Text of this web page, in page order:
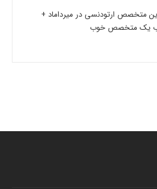
متخصص ارتودنسی در میرداماد +
یک متخصص خوب